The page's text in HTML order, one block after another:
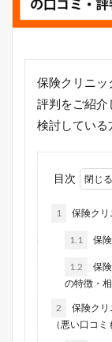
保険クリニ
評判をご紹介
検討している
目次
1 保険クリ
1.1 保
1.2
保
の特徴・
2
保険ク
（悪い口コミ